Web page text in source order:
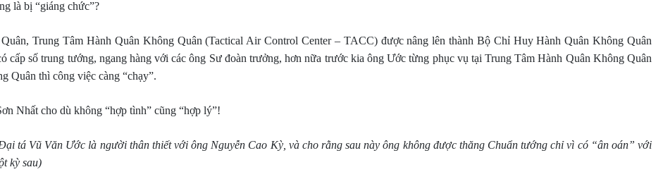
là bị “giáng chức”?
Trung Tâm Hành Quân Không Quân (Tactical Air Control Center – TACC) được nâng lên thành Bộ Chỉ Huy Hành Quân Không Quân
số trung tướng, ngang hàng với các ông Sư đoàn trưởng, hơn nữa trước kia ông Ước từng phục vụ tại Trung Tâm Hành Quân Không Quân
Quân thì công việc càng “chạy”.
Nhất cho dù không “hợp tình” cũng “hợp lý”!
tá Vũ Văn Ước là người thân thiết với ông Nguyễn Cao Kỳ, và cho rằng sau này ông không được thăng Chuẩn tướng chỉ vì có “ân oán” với
kỳ sau)